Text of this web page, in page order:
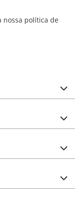
nossa política de